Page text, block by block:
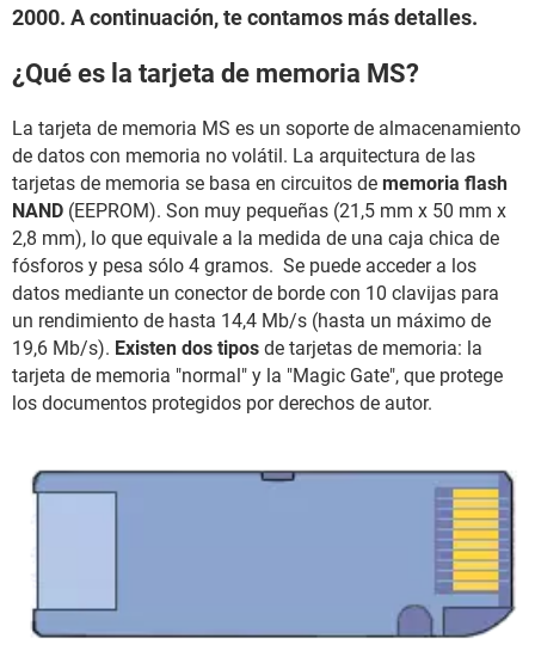
2000. A continuación, te contamos más detalles.
¿Qué es la tarjeta de memoria MS?
La tarjeta de memoria MS es un soporte de almacenamiento
de datos con memoria no volátil. La arquitectura de las
tarjetas de memoria se basa en circuitos de memoria flash
NAND (EEPROM). Son muy pequeñas (21,5 mm x 50 mm x
2,8 mm), lo que equivale a la medida de una caja chica de
fósforos y pesa sólo 4 gramos. Se puede acceder a los
datos mediante un conector de borde con 10 clavijas para
un rendimiento de hasta 14,4 Mb/s (hasta un máximo de
19,6 Mb/s). Existen dos tipos de tarjetas de memoria: la
tarjeta de memoria "normal" y la "Magic Gate", que protege
los documentos protegidos por derechos de autor.